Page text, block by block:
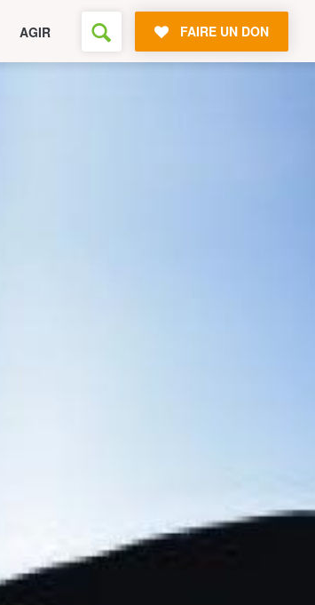
AGIR FAIRE UN DON